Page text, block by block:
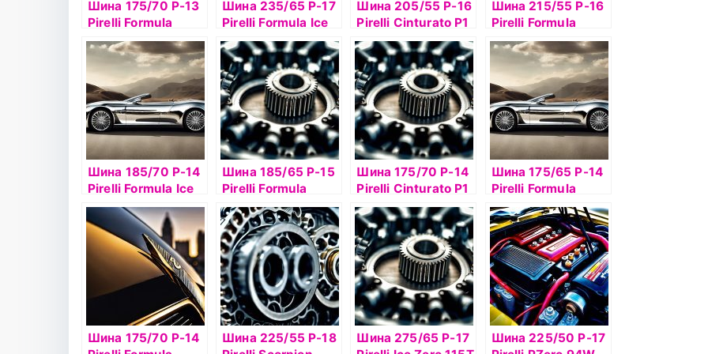
Шина 175/70 Р-13
Pirelli Formula
Energy 82T б/к
Шина 235/65 Р-17
Pirelli Formula Ice
108T б/к шип
Шина 205/55 Р-16
Pirelli Cinturato P1
Verde 91V TL
Шина 215/55 Р-16
Pirelli Formula
Energy 97W б/к
Шина 185/70 Р-14
Pirelli Formula Ice
88T б/к шип
Шина 185/65 Р-15
Pirelli Formula
Energy 88T б/к
Шина 175/70 Р-14
Pirelli Cinturato P1
Verde 84H
Шина 175/65 Р-14
Pirelli Formula
Energy 82T б/к
Шина 175/70 Р-14
Шина 225/55 Р-18
Шина 275/65 Р-17
Шина 225/50 Р-17